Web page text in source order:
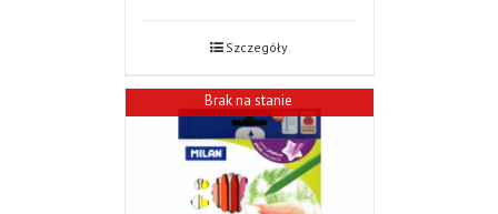
Szczegóły
Brak na stanie